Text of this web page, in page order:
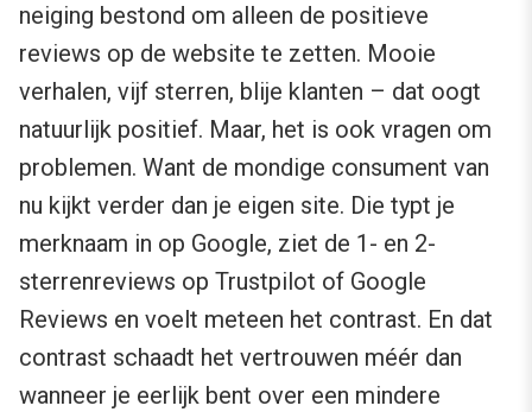
neiging bestond om alleen de positieve
reviews op de website te zetten. Mooie
verhalen, vijf sterren, blije klanten – dat oogt
natuurlijk positief. Maar, het is ook vragen om
problemen. Want de mondige consument van
nu kijkt verder dan je eigen site. Die typt je
merknaam in op Google, ziet de 1- en 2-
sterrenreviews op Trustpilot of Google
Reviews en voelt meteen het contrast. En dat
contrast schaadt het vertrouwen méér dan
wanneer je eerlijk bent over een mindere